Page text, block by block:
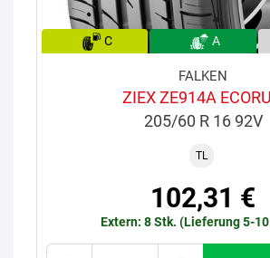
C A
FALKEN
ZIEX ZE914A
205/60 R 16 92V
TL
102,31 €
Extern: 8 Stk. (Lieferung 5-